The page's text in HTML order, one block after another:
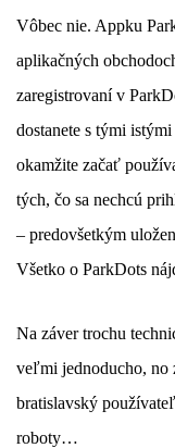
Vôbec nie. Appku
aplikačných
zaregistrovaní v
dostanete s tými
okamžite začať
tých, čo sa nechcú
– predovšetkým
Všetko o ParkDots
Na záver trochu
veľmi jednoducho, no
bratislavský
roboty…